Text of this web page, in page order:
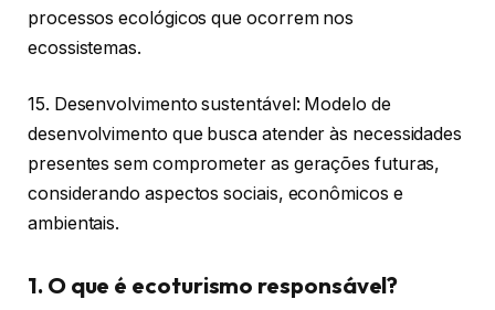
processos ecológicos que ocorrem nos
ecossistemas.
15. Desenvolvimento sustentável: Modelo de
desenvolvimento que busca atender às necessidades
presentes sem comprometer as gerações futuras,
considerando aspectos sociais, econômicos e
ambientais.
1. O que é ecoturismo responsável?